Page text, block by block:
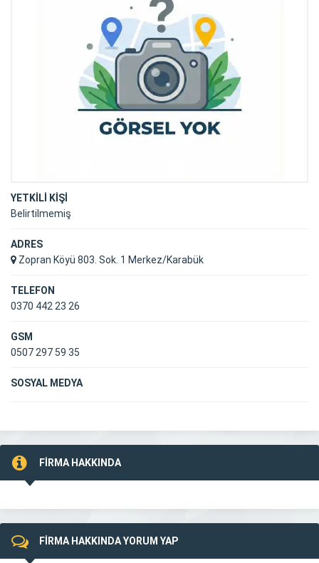
YETKİLİ KİŞİ
Belirtilmemiş
ADRES
Zopran Köyü 803. Sok. 1 Merkez/Karabük
TELEFON
0370 442 23 26
GSM
0507 297 59 35
SOSYAL MEDYA
FİRMA HAKKINDA
FİRMA HAKKINDA YORUM YAP